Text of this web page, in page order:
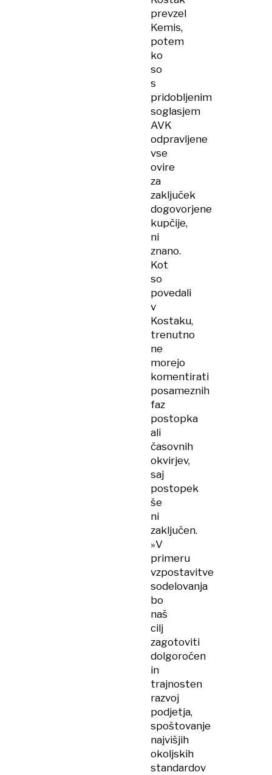
prevzel
Kemis,
potem
ko
so
s
pridobljenim
soglasjem
AVK
odpravljene
vse
ovire
za
zaključek
dogovorjene
kupčije,
ni
znano.
Kot
so
povedali
v
Kostaku,
trenutno
ne
morejo
komentirati
posameznih
faz
postopka
ali
časovnih
okvirjev,
saj
postopek
še
ni
zaključen.
»V
primeru
vzpostavitve
sodelovanja
bo
naš
cilj
zagotoviti
dolgoročen
in
trajnosten
razvoj
podjetja,
spoštovanje
najvišjih
okoljskih
standardov